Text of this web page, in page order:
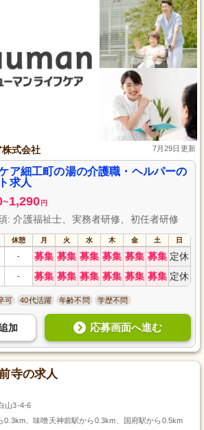
式会社 7月29日更新
ア細工町の湯の介護職・ヘルパーの
求人
~1,290 円
: 介護福祉士、実務者研修、初任者研修
休憩 月 火 水 木 金 土 日
- 募集 募集 募集 募集 募集 募集 定休
- 募集 募集 募集 募集 募集 募集 定休
可 40代活躍 年齢不問 学歴不問
加 応募画面へ進む
寺の求人
山3-4-6
0.3km、味噌天神前駅から0.3km、国府駅から0.5km